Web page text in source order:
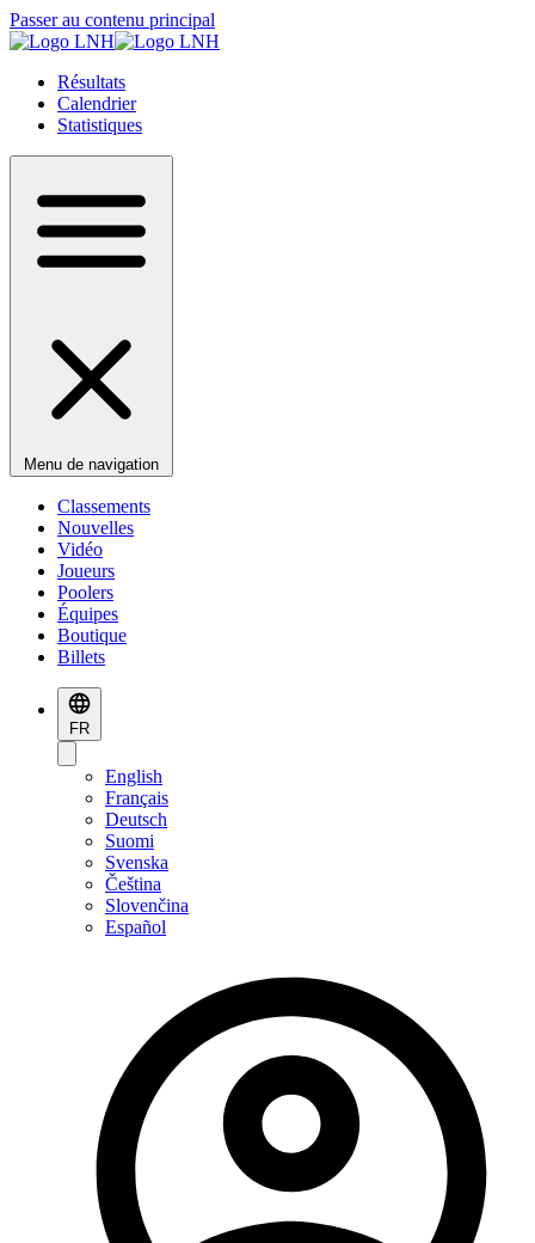
Passer au contenu principal
Résultats
Calendrier
Statistiques
Menu de navigation
Classements
Nouvelles
Vidéo
Joueurs
Poolers
Équipes
Boutique
Billets
FR
English
Français
Deutsch
Suomi
Svenska
Čeština
Slovenčina
Español